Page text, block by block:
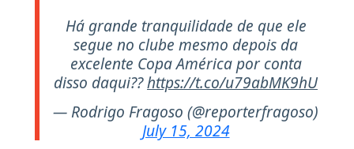
Há grande tranquilidade de que ele
segue no clube mesmo depois da
excelente Copa América por conta
disso daqui??https://t.co/u79abMK9hU
— Rodrigo Fragoso (@reporterfragoso)
July 15, 2024